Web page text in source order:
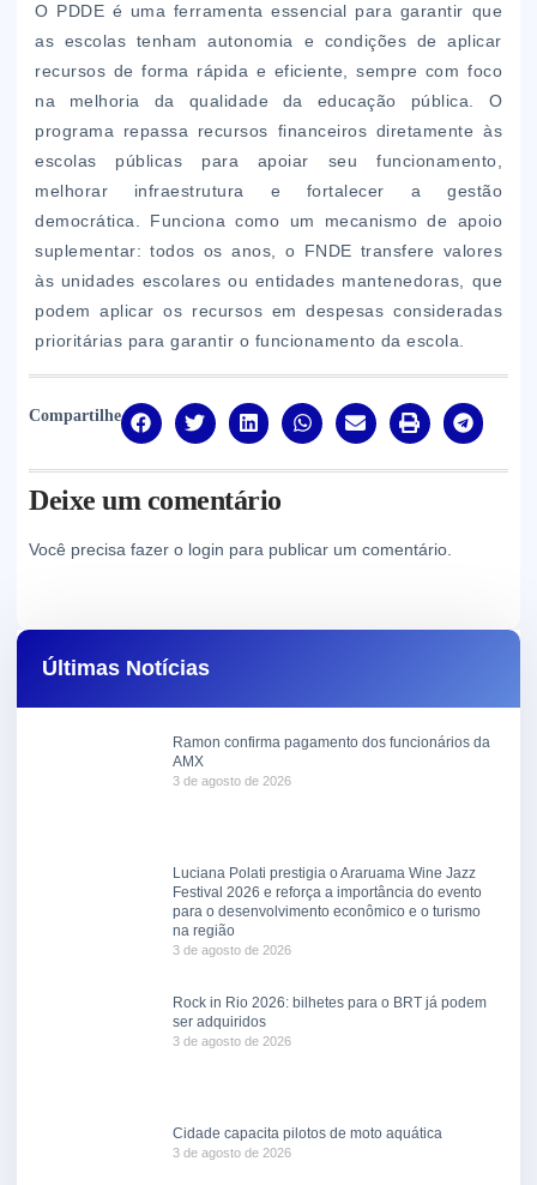
O PDDE é uma ferramenta essencial para garantir que
as escolas tenham autonomia e condições de aplicar
recursos de forma rápida e eficiente, sempre com foco
na melhoria da qualidade da educação pública. O
programa repassa recursos financeiros diretamente às
escolas públicas para apoiar seu funcionamento,
melhorar infraestrutura e fortalecer a gestão
democrática. Funciona como um mecanismo de apoio
suplementar: todos os anos, o FNDE transfere valores
às unidades escolares ou entidades mantenedoras, que
podem aplicar os recursos em despesas consideradas
prioritárias para garantir o funcionamento da escola.
Compartilhe
Deixe um comentário
Você precisa fazer o login para publicar um comentário.
Últimas Notícias
Ramon confirma pagamento dos funcionários da
AMX
3 de agosto de 2026
Luciana Polati prestigia o Araruama Wine Jazz
Festival 2026 e reforça a importância do evento
para o desenvolvimento econômico e o turismo
na região
3 de agosto de 2026
Rock in Rio 2026: bilhetes para o BRT já podem
ser adquiridos
3 de agosto de 2026
Cidade capacita pilotos de moto aquática
3 de agosto de 2026